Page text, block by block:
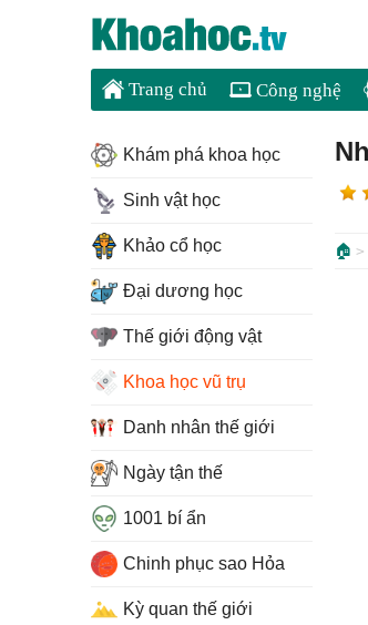
Trang chủ Công nghệ
🏠
Khám phá khoa học
Sinh vật học
Khảo cổ học
Đại dương học
Thế giới động vật
Khoa học vũ trụ
Danh nhân thế giới
Ngày tận thế
1001 bí ẩn
Chinh phục sao Hỏa
Kỳ quan thế giới